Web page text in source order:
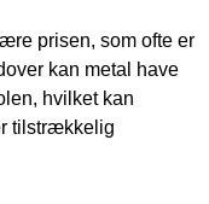
prisen, som ofte er
kan metal have
hvilket kan
tilstrækkelig